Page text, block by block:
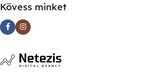
Kövess minket